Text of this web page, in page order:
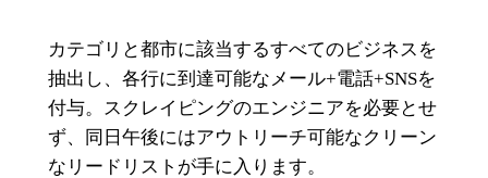
カテゴリと都市に該当するすべてのビジネスを
抽出し、各行に到達可能なメール+電話+SNSを
付与。スクレイピングのエンジニアを必要とせ
ず、同日午後にはアウトリーチ可能なクリーン
なリードリストが手に入ります。